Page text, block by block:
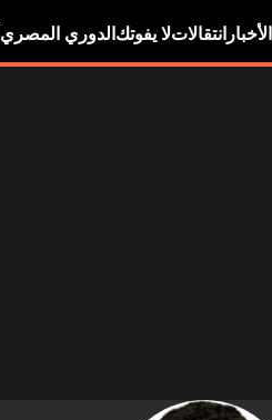
انتقالاتلا يفوتك الدوري المصري